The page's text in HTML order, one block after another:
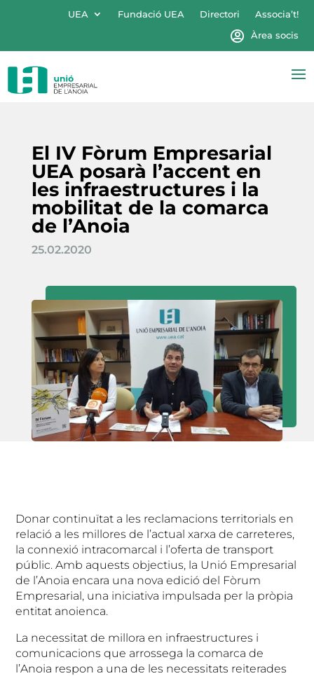
UEA Fundació UEA Directori
Associa’t!
Àrea socis
El IV Fòrum Empresarial
UEA posarà l’accent en
les infraestructures i la
mobilitat de la comarca
de l’Anoia
25.02.2020
Donar continuïtat a les reclamacions territorials en
relació a les millores de l’actual xarxa de carreteres,
la connexió intracomarcal i l’oferta de transport
públic. Amb aquests objectius, la Unió Empresarial
de l’Anoia encara una nova edició del Fòrum
Empresarial, una iniciativa impulsada per la pròpia
entitat anoienca.
La necessitat de millora en infraestructures i
comunicacions que arrossega la comarca de
l’Anoia respon a una de les necessitats reiterades